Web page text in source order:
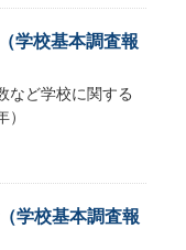
学校基本調査報
など学校に関する
学校基本調査報